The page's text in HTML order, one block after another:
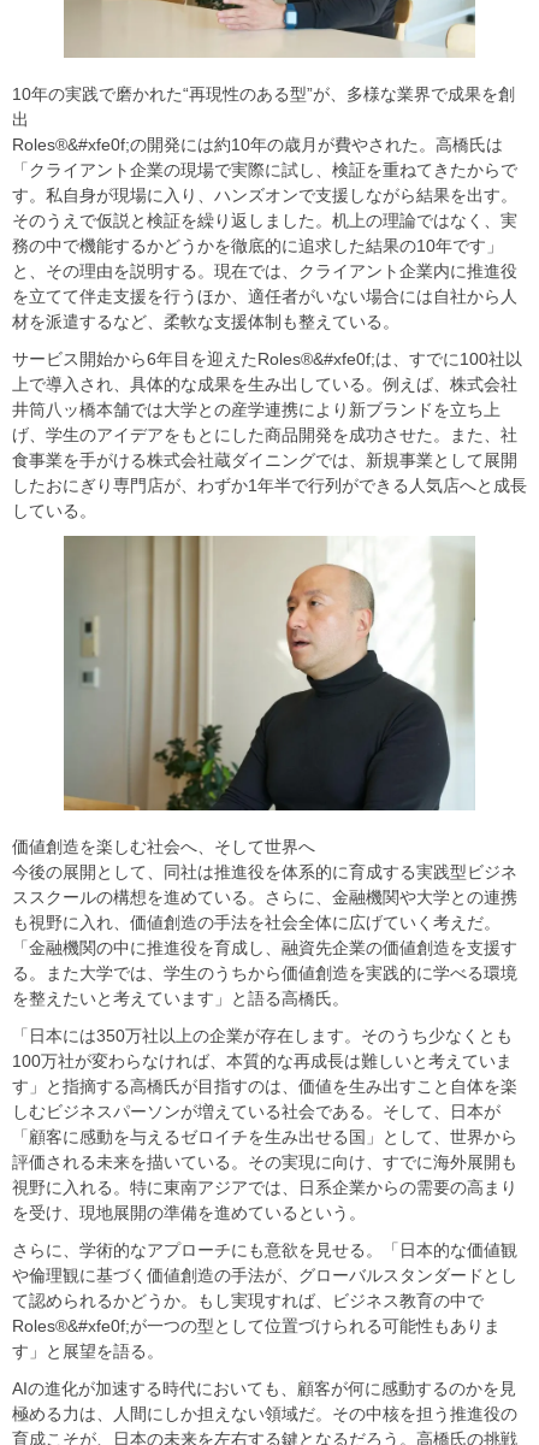
10年の実践で磨かれた“再現性のある型”が、多様な業界で成果を創
出
Roles®&#xfe0f;の開発には約10年の歳月が費やされた。高橋氏は
「クライアント企業の現場で実際に試し、検証を重ねてきたからで
す。私自身が現場に入り、ハンズオンで支援しながら結果を出す。
そのうえで仮説と検証を繰り返しました。机上の理論ではなく、実
務の中で機能するかどうかを徹底的に追求した結果の10年です」
と、その理由を説明する。現在では、クライアント企業内に推進役
を立てて伴走支援を行うほか、適任者がいない場合には自社から人
材を派遣するなど、柔軟な支援体制も整えている。
サービス開始から6年目を迎えたRoles®&#xfe0f;は、すでに100社以
上で導入され、具体的な成果を生み出している。例えば、株式会社
井筒八ッ橋本舗では大学との産学連携により新ブランドを立ち上
げ、学生のアイデアをもとにした商品開発を成功させた。また、社
食事業を手がける株式会社蔵ダイニングでは、新規事業として展開
したおにぎり専門店が、わずか1年半で行列ができる人気店へと成長
している。
価値創造を楽しむ社会へ、そして世界へ
今後の展開として、同社は推進役を体系的に育成する実践型ビジネ
ススクールの構想を進めている。さらに、金融機関や大学との連携
も視野に入れ、価値創造の手法を社会全体に広げていく考えだ。
「金融機関の中に推進役を育成し、融資先企業の価値創造を支援す
る。また大学では、学生のうちから価値創造を実践的に学べる環境
を整えたいと考えています」と語る高橋氏。
「日本には350万社以上の企業が存在します。そのうち少なくとも
100万社が変わらなければ、本質的な再成長は難しいと考えていま
す」と指摘する高橋氏が目指すのは、価値を生み出すこと自体を楽
しむビジネスパーソンが増えている社会である。そして、日本が
「顧客に感動を与えるゼロイチを生み出せる国」として、世界から
評価される未来を描いている。その実現に向け、すでに海外展開も
視野に入れる。特に東南アジアでは、日系企業からの需要の高まり
を受け、現地展開の準備を進めているという。
さらに、学術的なアプローチにも意欲を見せる。「日本的な価値観
や倫理観に基づく価値創造の手法が、グローバルスタンダードとし
て認められるかどうか。もし実現すれば、ビジネス教育の中で
Roles®&#xfe0f;が一つの型として位置づけられる可能性もありま
す」と展望を語る。
AIの進化が加速する時代においても、顧客が何に感動するのかを見
極める力は、人間にしか担えない領域だ。その中核を担う推進役の
育成こそが、日本の未来を左右する鍵となるだろう。高橋氏の挑戦